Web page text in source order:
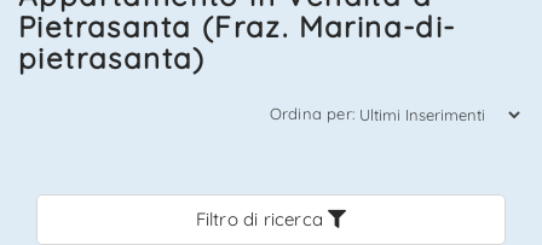
Pietrasanta (Fraz. Marina-di-
pietrasanta)
Ordina per:
Filtro di ricerca